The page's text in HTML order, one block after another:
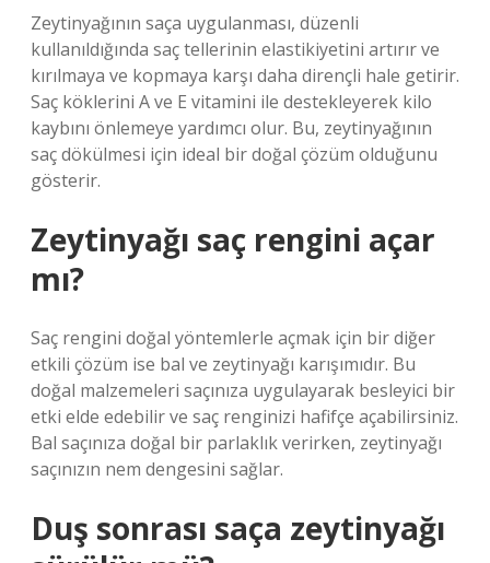
Zeytinyağının saça uygulanması, düzenli
kullanıldığında saç tellerinin elastikiyetini artırır ve
kırılmaya ve kopmaya karşı daha dirençli hale getirir.
Saç köklerini A ve E vitamini ile destekleyerek kilo
kaybını önlemeye yardımcı olur. Bu, zeytinyağının
saç dökülmesi için ideal bir doğal çözüm olduğunu
gösterir.
Zeytinyağı saç rengini açar
mı?
Saç rengini doğal yöntemlerle açmak için bir diğer
etkili çözüm ise bal ve zeytinyağı karışımıdır. Bu
doğal malzemeleri saçınıza uygulayarak besleyici bir
etki elde edebilir ve saç renginizi hafifçe açabilirsiniz.
Bal saçınıza doğal bir parlaklık verirken, zeytinyağı
saçınızın nem dengesini sağlar.
Duş sonrası saça zeytinyağı